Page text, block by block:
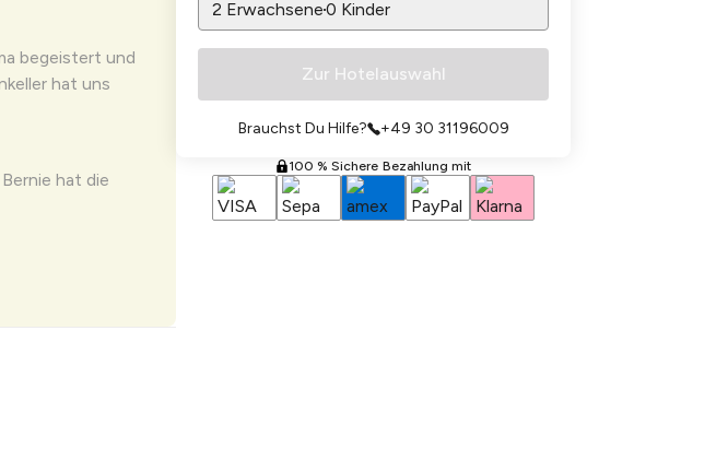
begeistert und
hat uns
hat die
jeder
2 Erwachsene0 Kinder
Zur Hotelauswahl
Brauchst Du Hilfe? +49 30 31196009
100 % Sichere Bezahlung mit